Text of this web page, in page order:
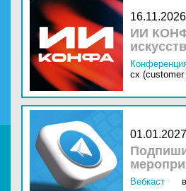
ИИ
cx (customer
Вебкаст